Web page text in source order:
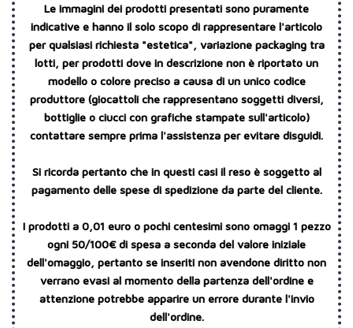
Le immagini dei prodotti presentati sono puramente
indicative e hanno il solo scopo di rappresentare l'articolo
per qualsiasi richiesta "estetica", variazione packaging tra
lotti, per prodotti dove in descrizione non è riportato un
modello o colore preciso a causa di un unico codice
produttore (giocattoli che rappresentano soggetti diversi,
bottiglie o ciucci con grafiche stampate sull'articolo)
contattare sempre prima l'assistenza per evitare disguidi.
Si ricorda pertanto che in questi casi il reso è soggetto al
pagamento delle spese di spedizione da parte del cliente.
I prodotti a 0,01 euro o pochi centesimi sono omaggi 1 pezzo
ogni 50/100€ di spesa a seconda del valore iniziale
dell'omaggio, pertanto se inseriti non avendone diritto non
verrano evasi al momento della partenza dell'ordine e
attenzione potrebbe apparire un errore durante l'invio
dell'ordine.